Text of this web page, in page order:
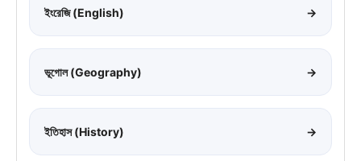
ইংরেজি (English) →
ভূগোল (Geography) →
ইতিহাস (History) →